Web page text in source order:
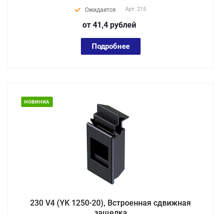
Ожидается Арт. 215
от 41,4 рублей
Подробнее
НОВИНКА
230 V4 (YK 1250-20), Встроенная cдвижная